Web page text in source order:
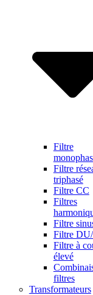
Filtre
Filtre
triphasé
Filtre CC
Filtres
Filtre
Filtre
Filtre à
élevé
filtres
Transformateurs